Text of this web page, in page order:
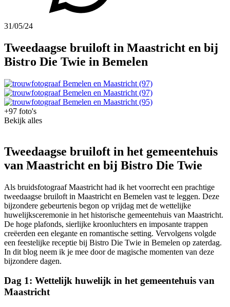
31/05/24
Tweedaagse bruiloft in Maastricht en bij
Bistro Die Twie in Bemelen
+97 foto's
Bekijk alles
Tweedaagse bruiloft in het gemeentehuis
van Maastricht en bij Bistro Die Twie
Als bruidsfotograaf Maastricht had ik het voorrecht een prachtige
tweedaagse bruiloft in Maastricht en Bemelen vast te leggen. Deze
bijzondere gebeurtenis begon op vrijdag met de wettelijke
huwelijksceremonie in het historische gemeentehuis van Maastricht.
De hoge plafonds, sierlijke kroonluchters en imposante trappen
creëerden een elegante en romantische setting. Vervolgens volgde
een feestelijke receptie bij Bistro Die Twie in Bemelen op zaterdag.
In dit blog neem ik je mee door de magische momenten van deze
bijzondere dagen.
Dag 1: Wettelijk huwelijk in het gemeentehuis van
Maastricht